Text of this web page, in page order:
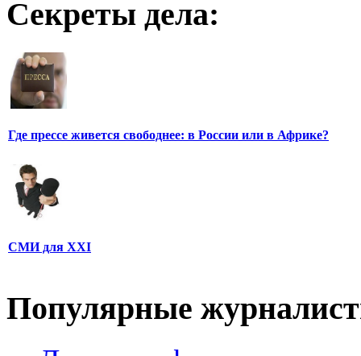
Секреты дела:
Где прессе живется свободнее: в России или в Африке?
СМИ для XXI
Популярные